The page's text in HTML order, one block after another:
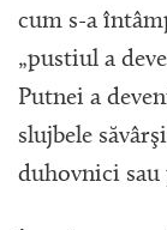
cum s-a
„pustiul a
Putnei a
slujbele
duhovnici sau